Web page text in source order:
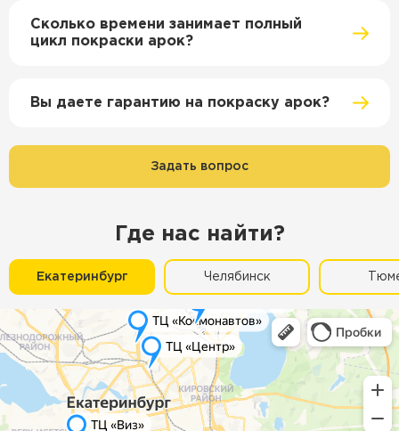
Сколько времени занимает полный
цикл покраски арок?
Вы даете гарантию на покраску арок?
Задать вопрос
Где нас найти?
Екатеринбург Челябинск